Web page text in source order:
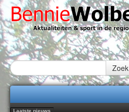
Zoek
Laatste nieuws